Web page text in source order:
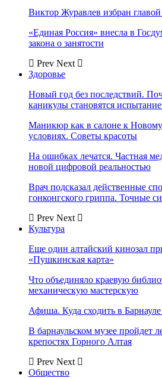
Виктор Журавлев избран
«Единая Россия» внесла в
закона о занятости
Prev Next
Здоровье
Новый год без последствий.
каникулы становятся
Маникюр как в салоне к
условиях. Советы красоты
На ошибках лечатся. Частная
новой цифровой реальностью
Врач подсказал действенные
гонконгского гриппа. Точные
Prev Next
Культура
Еще один алтайский кинозал
«Пушкинская карта»
Что объединяло краевую
механическую мастерскую
Афиша. Куда сходить в
В барнаульском музее пройдет
крепостях Горного Алтая
Prev Next
Общество